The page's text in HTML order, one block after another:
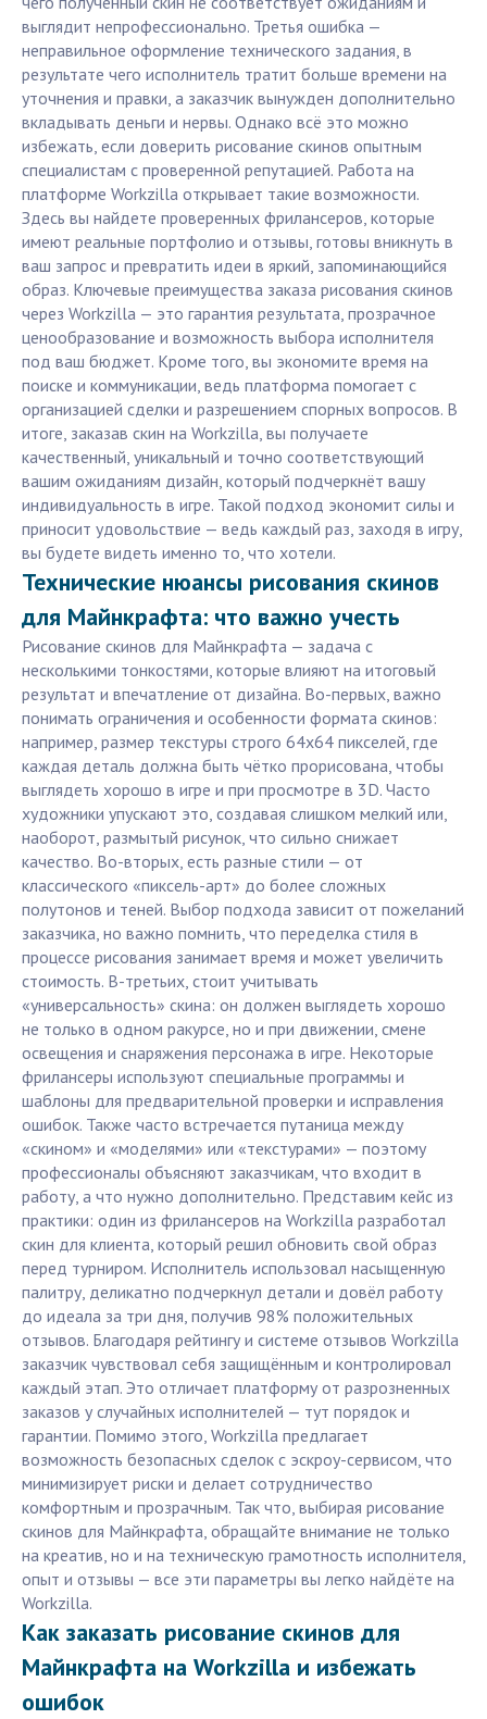
выглядит непрофессионально. Третья ошибка —
неправильное оформление технического задания, в
результате чего исполнитель тратит больше времени на
уточнения и правки, а заказчик вынужден дополнительно
вкладывать деньги и нервы. Однако всё это можно
избежать, если доверить рисование скинов опытным
специалистам с проверенной репутацией. Работа на
платформе Workzilla открывает такие возможности.
Здесь вы найдете проверенных фрилансеров, которые
имеют реальные портфолио и отзывы, готовы вникнуть в
ваш запрос и превратить идеи в яркий, запоминающийся
образ. Ключевые преимущества заказа рисования скинов
через Workzilla — это гарантия результата, прозрачное
ценообразование и возможность выбора исполнителя
под ваш бюджет. Кроме того, вы экономите время на
поиске и коммуникации, ведь платформа помогает с
организацией сделки и разрешением спорных вопросов. В
итоге, заказав скин на Workzilla, вы получаете
качественный, уникальный и точно соответствующий
вашим ожиданиям дизайн, который подчеркнёт вашу
индивидуальность в игре. Такой подход экономит силы и
приносит удовольствие — ведь каждый раз, заходя в игру,
вы будете видеть именно то, что хотели.
Технические нюансы рисования скинов
для Майнкрафта: что важно учесть
Рисование скинов для Майнкрафта — задача с
несколькими тонкостями, которые влияют на итоговый
результат и впечатление от дизайна. Во-первых, важно
понимать ограничения и особенности формата скинов:
например, размер текстуры строго 64x64 пикселей, где
каждая деталь должна быть чётко прорисована, чтобы
выглядеть хорошо в игре и при просмотре в 3D. Часто
художники упускают это, создавая слишком мелкий или,
наоборот, размытый рисунок, что сильно снижает
качество. Во-вторых, есть разные стили — от
классического «пиксель-арт» до более сложных
полутонов и теней. Выбор подхода зависит от пожеланий
заказчика, но важно помнить, что переделка стиля в
процессе рисования занимает время и может увеличить
стоимость. В-третьих, стоит учитывать
«универсальность» скина: он должен выглядеть хорошо
не только в одном ракурсе, но и при движении, смене
освещения и снаряжения персонажа в игре. Некоторые
фрилансеры используют специальные программы и
шаблоны для предварительной проверки и исправления
ошибок. Также часто встречается путаница между
«скином» и «моделями» или «текстурами» — поэтому
профессионалы объясняют заказчикам, что входит в
работу, а что нужно дополнительно. Представим кейс из
практики: один из фрилансеров на Workzilla разработал
скин для клиента, который решил обновить свой образ
перед турниром. Исполнитель использовал насыщенную
палитру, деликатно подчеркнул детали и довёл работу
до идеала за три дня, получив 98% положительных
отзывов. Благодаря рейтингу и системе отзывов Workzilla
заказчик чувствовал себя защищённым и контролировал
каждый этап. Это отличает платформу от разрозненных
заказов у случайных исполнителей — тут порядок и
гарантии. Помимо этого, Workzilla предлагает
возможность безопасных сделок с эскроу-сервисом, что
минимизирует риски и делает сотрудничество
комфортным и прозрачным. Так что, выбирая рисование
скинов для Майнкрафта, обращайте внимание не только
на креатив, но и на техническую грамотность исполнителя,
опыт и отзывы — все эти параметры вы легко найдёте на
Workzilla.
Как заказать рисование скинов для
Майнкрафта на Workzilla и избежать
ошибок